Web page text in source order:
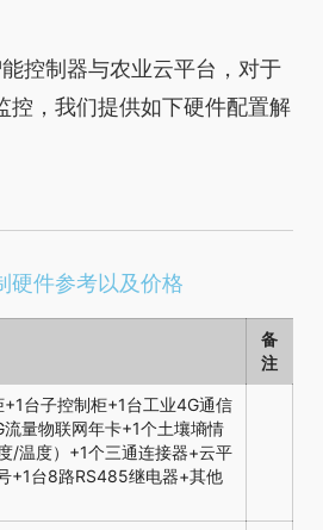
控制器与农业云平台，对于
控，我们提供如下硬件配置解
硬件参考以及价格
备
注
+1台子控制柜+1台工业4G通信
量物联网年卡+1个土壤墒情
/温度）+1个三通连接器+云平
+1台8路RS485继电器+其他